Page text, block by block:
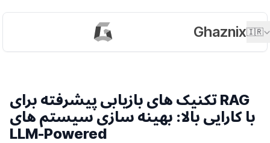
Ghaznix🇮🇷
تکنیک های بازیابی پیشرفته برای RAG
با کارایی بالا: بهینه سازی سیستم های
LLM-Powered